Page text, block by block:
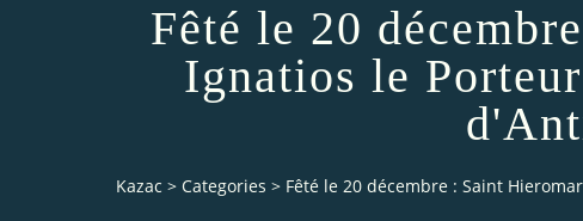
Fêté le 20
Ignatios le
Kazac > Categories > Fêté le 20 décembre : Saint